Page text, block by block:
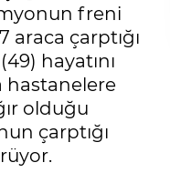
freni
araca çarptığı
hayatını
hastanelere
olduğu
çarptığı